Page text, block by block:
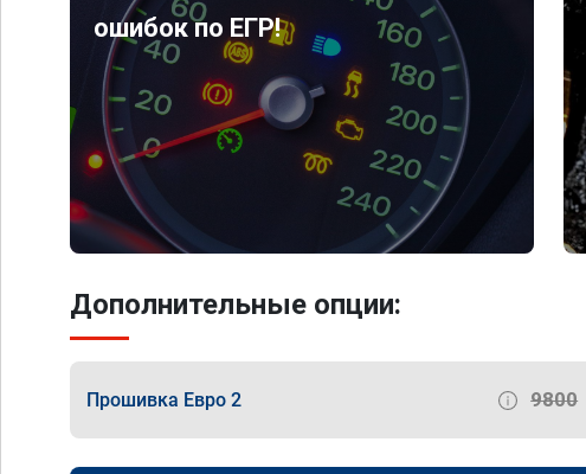
ошибок по ЕГР!
Дополнительные опции:
Прошивка Евро 2 9800